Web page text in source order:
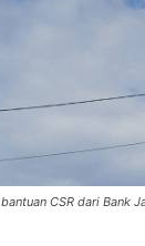
CSR dari Bank